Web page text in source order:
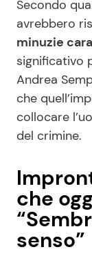
Secondo
avrebbero
minuzie
significativo
Andrea
che
collocare
del crimine.
che
senso”